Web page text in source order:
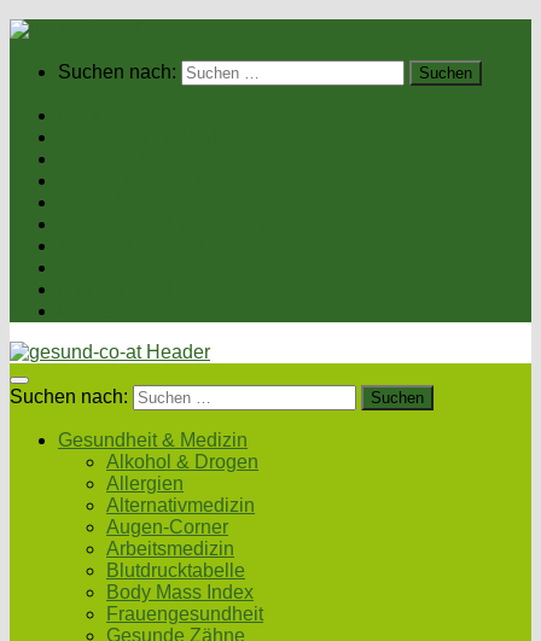
Suchen nach:
Suchen nach:
Gesundheit & Medizin
Alkohol & Drogen
Allergien
Alternativmedizin
Augen-Corner
Arbeitsmedizin
Blutdrucktabelle
Body Mass Index
Frauengesundheit
Gesunde Zähne